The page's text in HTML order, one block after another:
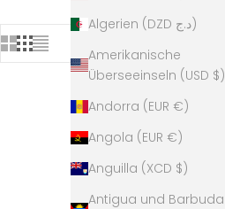
Algerien (DZD د.ج)
Amerikanische
Überseeinseln (USD $)
Andorra (EUR €)
Angola (EUR €)
Anguilla (XCD $)
Antigua und Barbuda
AUSVERKAUFT